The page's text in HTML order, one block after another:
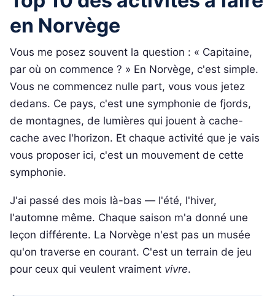
en Norvège
Vous me posez souvent la question : « Capitaine,
par où on commence ? » En Norvège, c'est simple.
Vous ne commencez nulle part, vous vous jetez
dedans. Ce pays, c'est une symphonie de fjords,
de montagnes, de lumières qui jouent à cache-
cache avec l'horizon. Et chaque activité que je vais
vous proposer ici, c'est un mouvement de cette
symphonie.
J'ai passé des mois là-bas — l'été, l'hiver,
l'automne même. Chaque saison m'a donné une
leçon différente. La Norvège n'est pas un musée
qu'on traverse en courant. C'est un terrain de jeu
pour ceux qui veulent vraiment vivre.